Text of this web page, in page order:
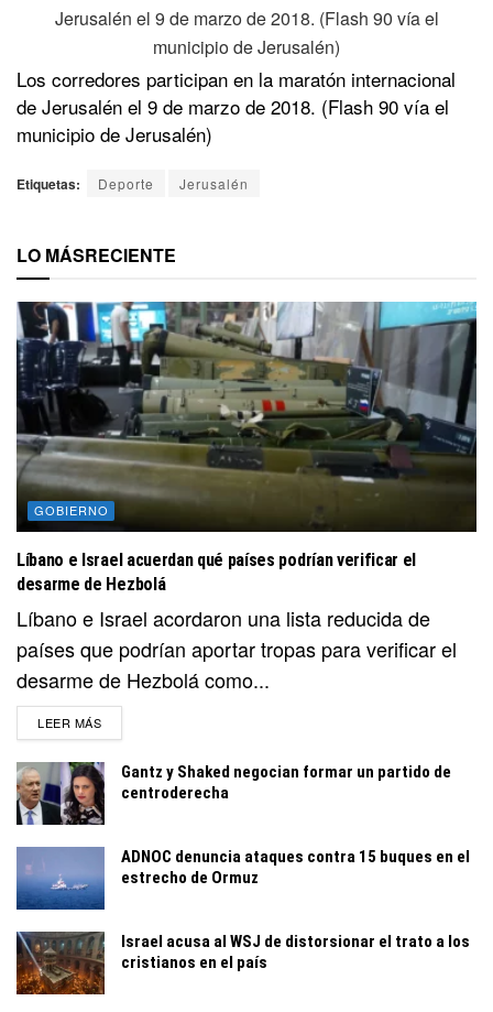
Los corredores participan en la maratón internacional
de Jerusalén el 9 de marzo de 2018. (Flash 90 vía el
municipio de Jerusalén)
Etiquetas: Deporte Jerusalén
LO MÁSRECIENTE
GOBIERNO
Líbano e Israel acuerdan qué países podrían verificar el
desarme de Hezbolá
Líbano e Israel acordaron una lista reducida de
países que podrían aportar tropas para verificar el
desarme de Hezbolá como...
LEER MÁSDETAILS
Gantz y Shaked negocian formar un partido de
centroderecha
ADNOC denuncia ataques contra 15 buques en el
estrecho de Ormuz
Israel acusa al WSJ de distorsionar el trato a los
cristianos en el país